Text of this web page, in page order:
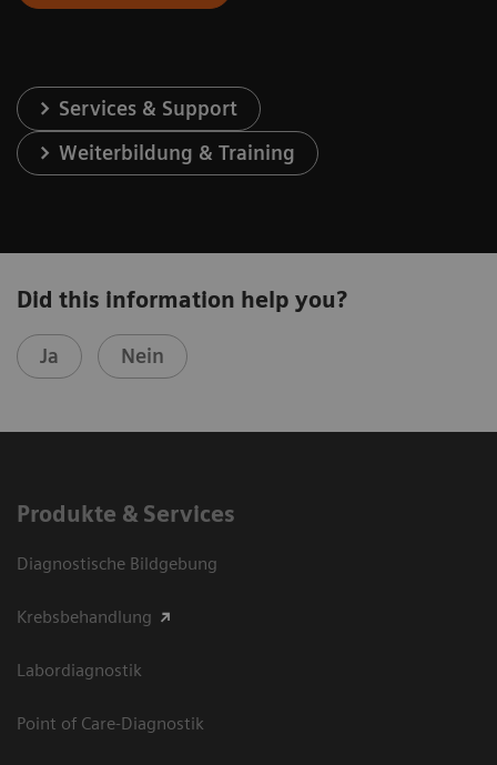
Services & Support
Weiterbildung & Training
Did this information help you?
Ja Nein
Produkte & Services
Diagnostische Bildgebung
Krebsbehandlung
Labordiagnostik
Point of Care-Diagnostik